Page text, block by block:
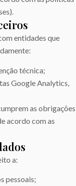
entidades que
técnica;
Google Analytics,
as obrigações
acordo com as
a:
pessoais;